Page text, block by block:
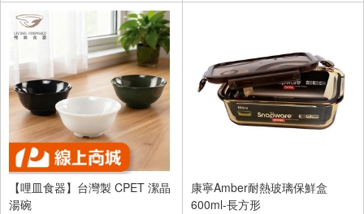
【哩皿食器】台灣製 CPET 潔晶
湯碗
康寧Amber耐熱玻璃保鮮盒
600ml-長方形